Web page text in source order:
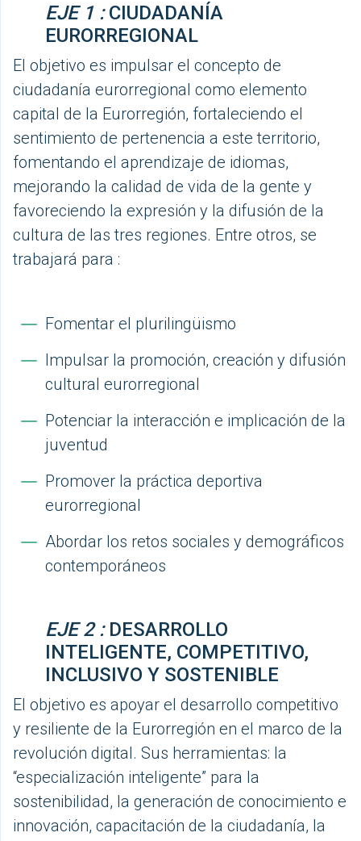
EJE 1 :CIUDADANÍA
EURORREGIONAL
El objetivo es impulsar el concepto de
ciudadanía eurorregional como elemento
capital de la Eurorregión, fortaleciendo el
sentimiento de pertenencia a este territorio,
fomentando el aprendizaje de idiomas,
mejorando la calidad de vida de la gente y
favoreciendo la expresión y la difusión de la
cultura de las tres regiones. Entre otros, se
trabajará para :
Fomentar el plurilingüismo
Impulsar la promoción, creación y difusión
cultural eurorregional
Potenciar la interacción e implicación de la
juventud
Promover la práctica deportiva
eurorregional
Abordar los retos sociales y demográficos
contemporáneos
EJE 2 :DESARROLLO
INTELIGENTE, COMPETITIVO,
INCLUSIVO Y SOSTENIBLE
El objetivo es apoyar el desarrollo competitivo
y resiliente de la Eurorregión en el marco de la
revolución digital. Sus herramientas: la
“especialización inteligente” para la
sostenibilidad, la generación de conocimiento e
innovación, capacitación de la ciudadanía, la